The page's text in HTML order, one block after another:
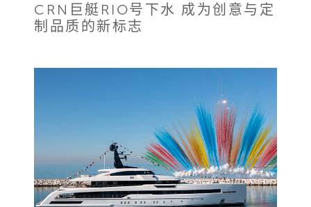
CRN巨艇RIO号下水 成为创意与定
制品质的新标志